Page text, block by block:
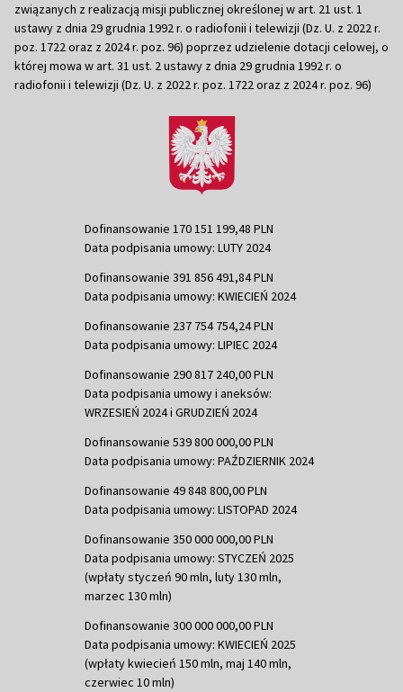
związanych z realizacją misji publicznej określonej w art. 21 ust. 1
ustawy z dnia 29 grudnia 1992 r. o radiofonii i telewizji (Dz. U. z 2022 r.
poz. 1722 oraz z 2024 r. poz. 96) poprzez udzielenie dotacji celowej, o
której mowa w art. 31 ust. 2 ustawy z dnia 29 grudnia 1992 r. o
radiofonii i telewizji (Dz. U. z 2022 r. poz. 1722 oraz z 2024 r. poz. 96)
Dofinansowanie 170 151 199,48 PLN
Data podpisania umowy: LUTY 2024
Dofinansowanie 391 856 491,84 PLN
Data podpisania umowy: KWIECIEŃ 2024
Dofinansowanie 237 754 754,24 PLN
Data podpisania umowy: LIPIEC 2024
Dofinansowanie 290 817 240,00 PLN
Data podpisania umowy i aneksów:
WRZESIEŃ 2024 i GRUDZIEŃ 2024
Dofinansowanie 539 800 000,00 PLN
Data podpisania umowy: PAŹDZIERNIK 2024
Dofinansowanie 49 848 800,00 PLN
Data podpisania umowy: LISTOPAD 2024
Dofinansowanie 350 000 000,00 PLN
Data podpisania umowy: STYCZEŃ 2025
(wpłaty styczeń 90 mln, luty 130 mln,
marzec 130 mln)
Dofinansowanie 300 000 000,00 PLN
Data podpisania umowy: KWIECIEŃ 2025
(wpłaty kwiecień 150 mln, maj 140 mln,
czerwiec 10 mln)